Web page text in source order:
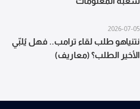
2026-07-05
نتنياهو طلب لقاء ترامب.. فهل يُلبّي
الأخير الطلب؟ (معاريف)